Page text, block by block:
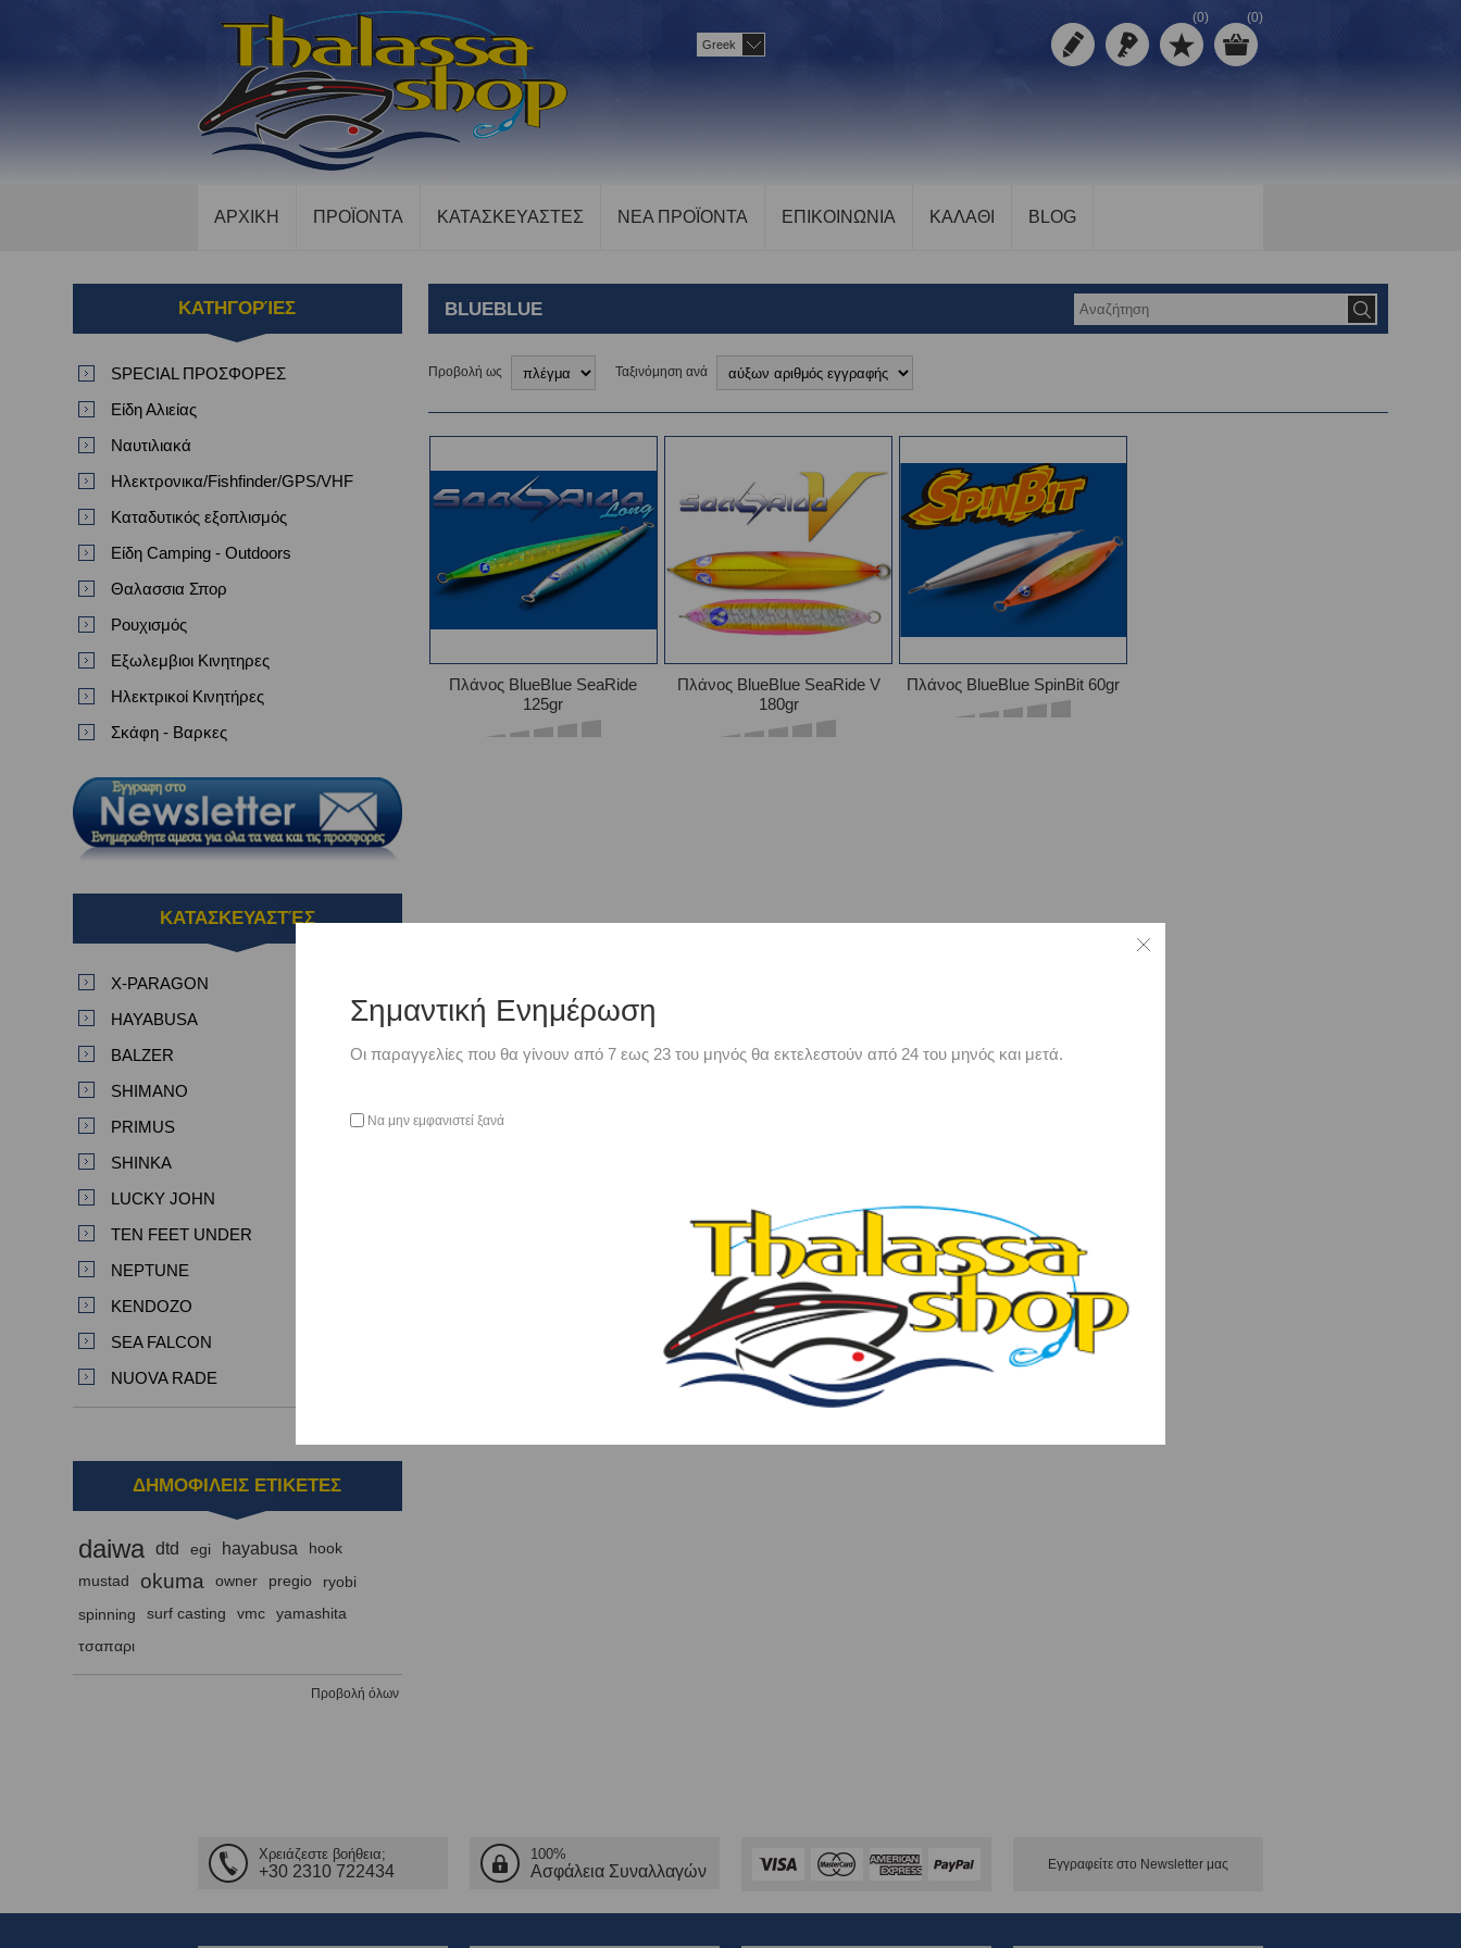
(0) (0)
Greek
ΑΡΧΙΚΗ ΠΡΟΪΟΝΤΑ ΚΑΤΑΣΚΕΥΑΣΤΕΣ ΝΕΑ ΠΡΟΪΟΝΤΑ ΕΠΙΚΟΙΝΩΝΙΑ ΚΑΛΑΘΙ BLOG
BLUEBLUE
Προβολή ως Ταξινόμηση ανά
Πλάνος BlueBlue SeaRide
125gr
Πλάνος BlueBlue SeaRide V
180gr
Πλάνος BlueBlue SpinBit 60gr
ΚΑΤΗΓΟΡΊΕΣ
SPECIAL ΠΡΟΣΦΟΡΕΣ
Είδη Αλιείας
Ναυτιλιακά
Ηλεκτρονικα/Fishfinder/GPS/VHF
Καταδυτικός εξοπλισμός
Είδη Camping - Outdoors
Θαλασσια Σπορ
Ρουχισμός
Εξωλεμβιοι Κινητηρες
Ηλεκτρικοί Κινητήρες
Σκάφη - Βαρκες
ΚΑΤΑΣΚΕΥΑΣΤΈΣ
X-PARAGON
HAYABUSA
BALZER
SHIMANO
PRIMUS
SHINKA
LUCKY JOHN
TEN FEET UNDER
NEPTUNE
KENDOZO
SEA FALCON
NUOVA RADE
ΔΗΜΟΦΙΛΕΙΣ ΕΤΙΚΕΤΕΣ
daiwa dtd egi hayabusa
hook
mustad
okuma owner pregio
ryobi
spinning
surf casting vmc
yamashita
τσαπαρι
Προβολή όλων
Χρειάζεστε βοήθεια;
+30 2310 722434
100%
Ασφάλεια Συναλλαγών Εγγραφείτε στο Νewsletter μας
Σημαντική Ενημέρωση
Οι παραγγελίες που θα γίνουν από 7 εως 23 του μηνός θα εκτελεστούν από 24 του μηνός και μετά.
Να μην εμφανιστεί ξανά